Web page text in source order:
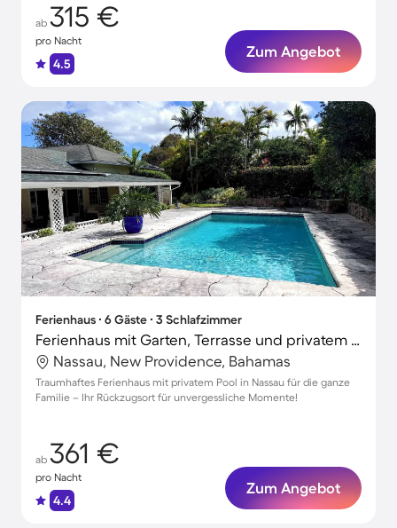
ab 315 €
pro Nacht
4.5
Zum Angebot
Ferienhaus ∙ 6 Gäste ∙ 3 Schlafzimmer
Ferienhaus mit Garten, Terrasse und privatem Pool
Nassau, New Providence, Bahamas
Traumhaftes Ferienhaus mit privatem Pool in Nassau für die ganze
Familie – Ihr Rückzugsort für unvergessliche Momente!
ab 361 €
pro Nacht
4.4
Zum Angebot